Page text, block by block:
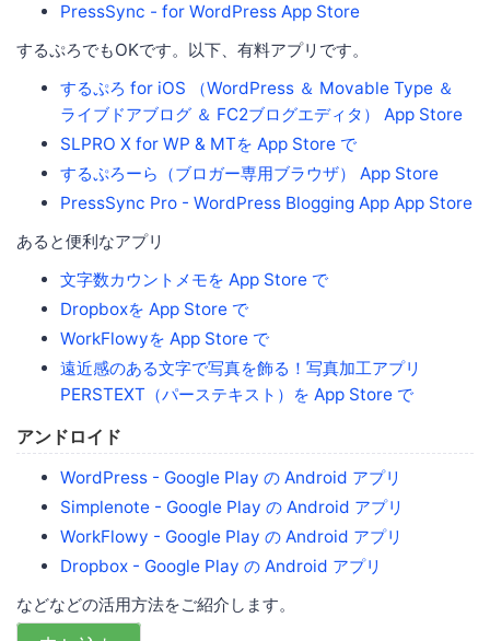
PressSync - for WordPress App Store
するぷろでもOKです。以下、有料アプリです。
するぷろ for iOS （WordPress ＆ Movable Type ＆
ライブドアブログ ＆ FC2ブログエディタ） App Store
SLPRO X for WP & MTを App Store で
するぷろーら（ブロガー専用ブラウザ） App Store
PressSync Pro - WordPress Blogging App App Store
あると便利なアプリ
文字数カウントメモを App Store で
Dropboxを App Store で
WorkFlowyを App Store で
遠近感のある文字で写真を飾る！写真加工アプリ
PERSTEXT（パーステキスト）を App Store で
アンドロイド
WordPress - Google Play の Android アプリ
Simplenote - Google Play の Android アプリ
WorkFlowy - Google Play の Android アプリ
Dropbox - Google Play の Android アプリ
などなどの活用方法をご紹介します。